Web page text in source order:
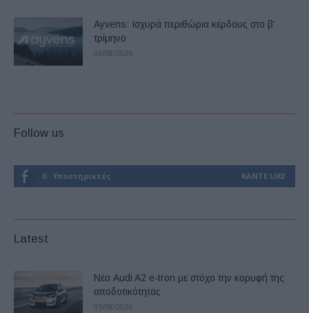
Ayvens: Iσχυρά περιθώρια κέρδους στο β’
τρίμηνο
03/08/2026
Follow us
0 Υποστηρικτές ΚΆΝΤΕ LIKE
Latest
Νέο Audi A2 e-tron με στόχο την κορυφή της
αποδοτικότητας
05/08/2026